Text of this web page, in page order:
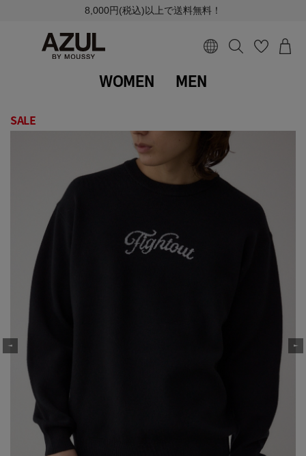
8,000円(税込)以上で送料無料！
WOMEN MEN
SALE